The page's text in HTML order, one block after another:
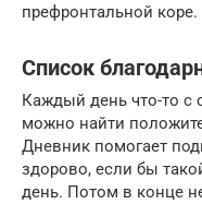
префронтальной коре.
Список
Каждый день что-то с
можно найти
Дневник помогает
здорово, если бы
день. Потом в конце